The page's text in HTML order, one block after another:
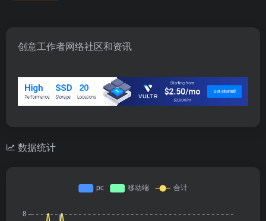
创意工作者网络社区和资讯
数据统计